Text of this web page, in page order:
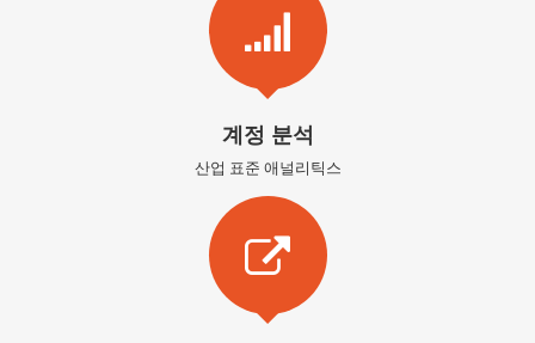
계정 분석
산업 표준 애널리틱스